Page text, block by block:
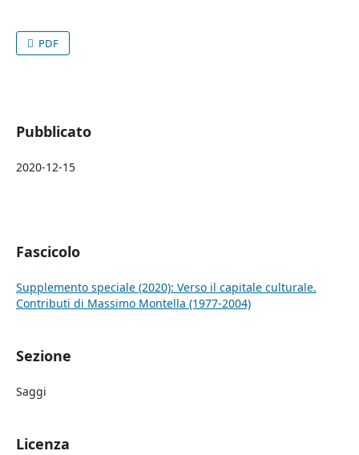
PDF
Pubblicato
2020-12-15
Fascicolo
Supplemento speciale (2020): Verso il capitale culturale.
Contributi di Massimo Montella (1977-2004)
Sezione
Saggi
Licenza